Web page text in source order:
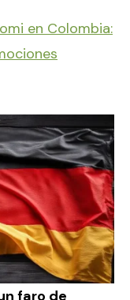
en Colombia:
faro de